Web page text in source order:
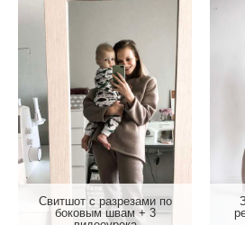
Свитшот с разрезами по
боковым швам + 3